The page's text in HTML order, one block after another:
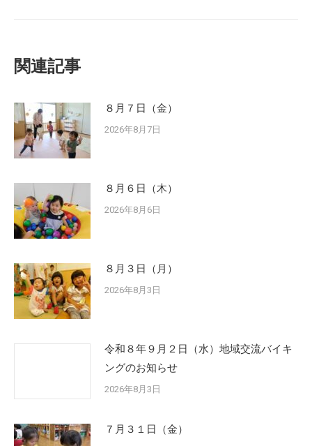
関連記事
８月７日（金）
2026年8月7日
８月６日（木）
2026年8月6日
８月３日（月）
2026年8月3日
令和８年９月２日（水）地域交流バイキ
ングのお知らせ
2026年8月3日
７月３１日（金）